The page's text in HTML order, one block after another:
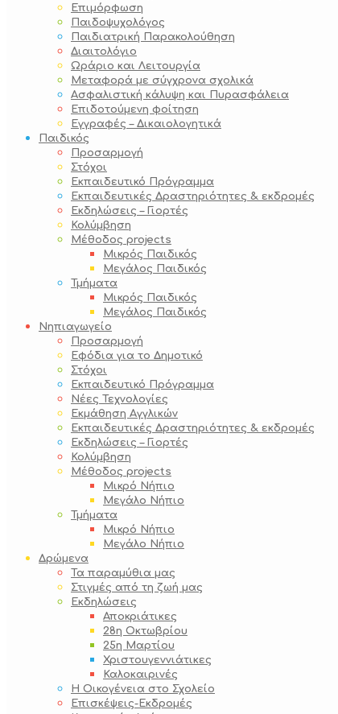
Επιμόρφωση
Παιδοψυχολόγος
Παιδιατρική Παρακολούθηση
Διαιτολόγιο
Ωράριο και Λειτουργία
Μεταφορά με σύγχρονα σχολικά
Ασφαλιστική κάλυψη και Πυρασφάλεια
Επιδοτούμενη φοίτηση
Εγγραφές – Δικαιολογητικά
Παιδικός
Προσαρμογή
Στόχοι
Εκπαιδευτικό Πρόγραμμα
Εκπαιδευτικές Δραστηριότητες & εκδρομές
Εκδηλώσεις – Γιορτές
Κολύμβηση
Μέθοδος projects
Μικρός Παιδικός
Μεγάλος Παιδικός
Τμήματα
Μικρός Παιδικός
Μεγάλος Παιδικός
Νηπιαγωγείο
Προσαρμογή
Εφόδια για το Δημοτικό
Στόχοι
Εκπαιδευτικό Πρόγραμμα
Νέες Τεχνολογίες
Εκμάθηση Αγγλικών
Εκπαιδευτικές Δραστηριότητες & εκδρομές
Εκδηλώσεις – Γιορτές
Κολύμβηση
Μέθοδος projects
Μικρό Νήπιο
Μεγάλο Νήπιο
Τμήματα
Μικρό Νήπιο
Μεγάλο Νήπιο
Δρώμενα
Τα παραμύθια μας
Στιγμές από τη ζωή μας
Εκδηλώσεις
Αποκριάτικες
28η Οκτωβρίου
25η Μαρτίου
Χριστουγεννιάτικες
Καλοκαιρινές
Η Οικογένεια στο Σχολείο
Επισκέψεις-Εκδρομές